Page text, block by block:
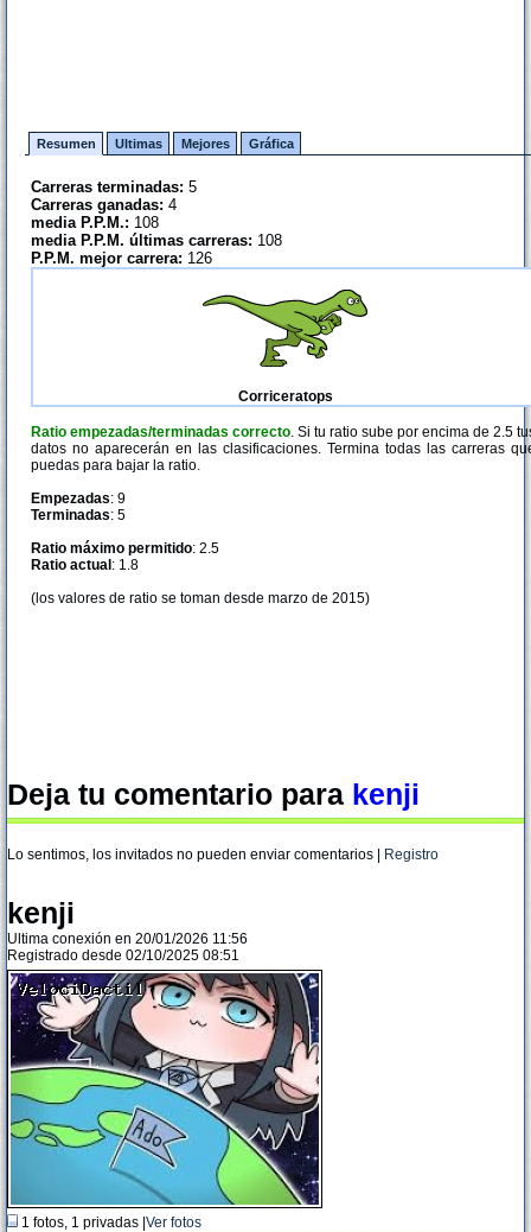
Resumen Ultimas Mejores Gráfica
Carreras terminadas: 5
Carreras ganadas: 4
media P.P.M.: 108
media P.P.M. últimas carreras: 108
P.P.M. mejor carrera: 126
Corriceratops
Ratio empezadas/terminadas correcto. Si tu ratio sube por encima de 2.5
datos no aparecerán en las clasificaciones. Termina todas las carreras
puedas para bajar la ratio.
Empezadas: 9
Terminadas: 5
Ratio máximo permitido: 2.5
Ratio actual : 1.8
(los valores de ratio se toman desde marzo de 2015)
Deja tu comentario para kenji
Lo sentimos, los invitados no pueden enviar comentarios | Registro
kenji
Ultima conexión en 20/01/2026 11:56
Registrado desde 02/10/2025 08:51
1 fotos, 1 privadas | Ver fotos